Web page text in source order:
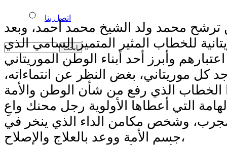
اتصل بنا
ترشح محمد ولد الشيخ محمد أحمد، وبعد
للخطاب المثير المتميز السامي الذي
وأبرز أحد أبناء الوطن الموريتاني
كل موريتاني، بغض النظر عن انتماءاته،
الذي رفع من شأن الوطن والأمة
التي أعطاها الأولوية رجل محنك واعِ
وشخص مكامن الداء الذي ينخر في
جسم الأمة ووعد بالعلاج والإصلاح،